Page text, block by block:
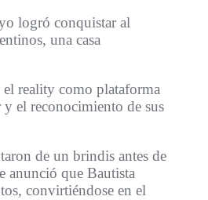
logró conquistar al
una casa
reality como plataforma
el reconocimiento de sus
de un brindis antes de
anunció que Bautista
convirtiéndose en el